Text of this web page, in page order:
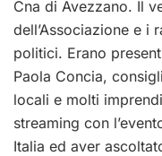
Cna di Avezzano. Il
dell’Associazione e i
politici. Erano
Paola Concia,
locali e molti
streaming con
Italia ed aver